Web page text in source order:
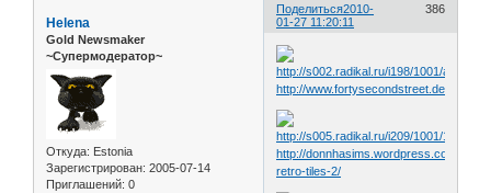
Поделиться 386
2010-
01-27 11:20:11
Helena
Gold Newsmaker
~Супермодератор~
Откуда: Estonia
Зарегистрирован: 2005-07-14
Приглашений: 0
http://www.fortysecondstreet.de/
http://donnhasims.wordpress.com/
retro-tiles-2/